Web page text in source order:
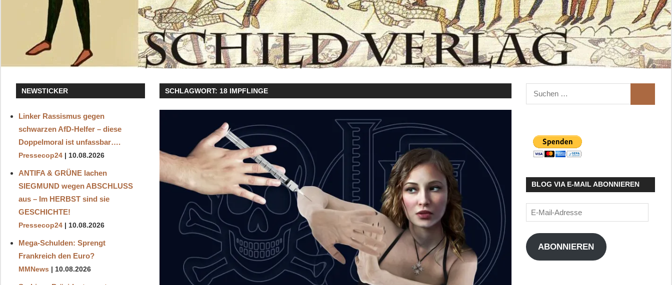
SCHLAGWORT: 18 IMPFLINGE
NEWSTICKER
Linker Rassismus gegen
schwarzen AfD-Helfer – diese
Doppelmoral ist unfassbar….
Pressecop24 10.08.2026
ANTIFA & GRÜNE lachen
SIEGMUND wegen ABSCHLUSS
aus – Im HERBST sind sie
GESCHICHTE!
Pressecop24 10.08.2026
Mega-Schulden: Sprengt
Frankreich den Euro?
MMNews 10.08.2026
Suchen
nach:
BLOG VIA E-MAIL ABONNIEREN
E-
Mail-
Adresse
ABONNIEREN